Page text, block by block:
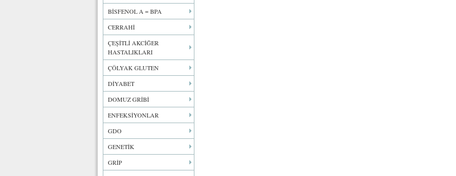
BİSFENOL A = BPA
CERRAHİ
ÇEŞİTLİ AKCİĞER
HASTALIKLARI
ÇÖLYAK GLUTEN
DİYABET
DOMUZ GRİBİ
ENFEKSİYONLAR
GDO
GENETİK
GRİP